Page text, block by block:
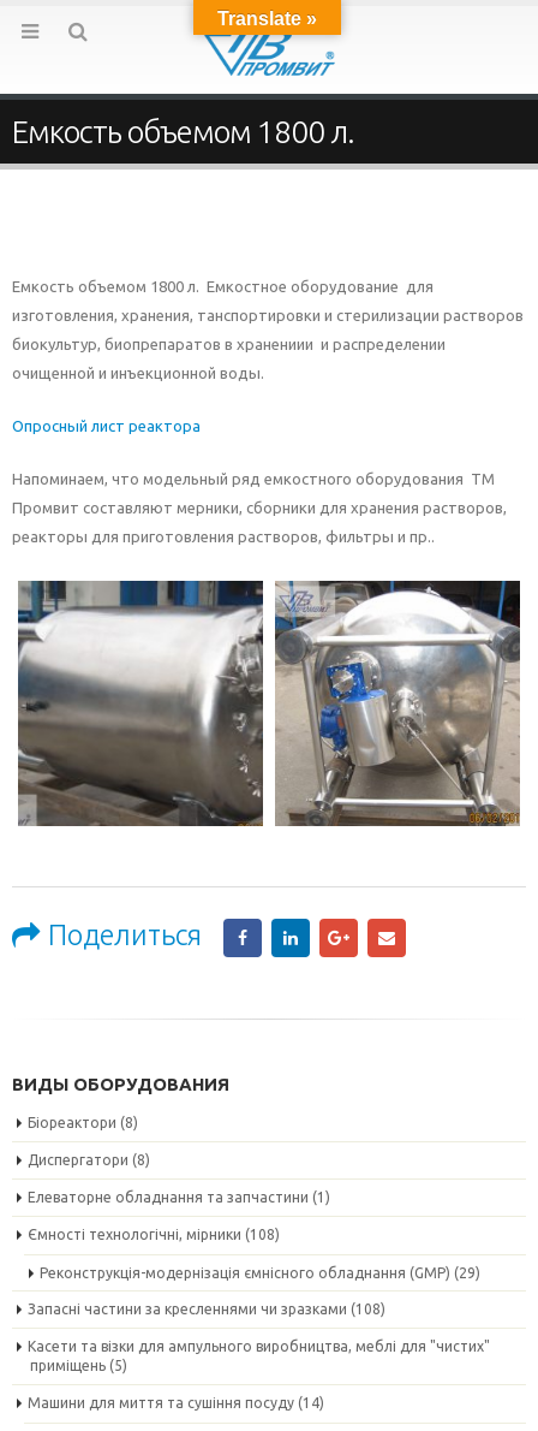
Емкость объемом 1800 л.
Емкость объемом 1800 л. Емкостное оборудование для
изготовления, хранения, танспортировки и стерилизации растворов
биокультур, биопрепаратов в хранениии и распределении
очищенной и инъекционной воды.
Опросный лист реактора
Напоминаем, что модельный ряд емкостного оборудования ТМ
Промвит составляют мерники, сборники для хранения растворов,
реакторы для приготовления растворов, фильтры и пр..
Поделиться
ВИДЫ ОБОРУДОВАНИЯ
Біореактори (8)
Диспергатори (8)
Елеваторне обладнання та запчастини (1)
Ємності технологічні, мірники (108)
Реконструкція-модернізація ємнісного обладнання (GMP) (29)
Запасні частини за кресленнями чи зразками (108)
Касети та візки для ампульного виробництва, меблі для "чистих"
приміщень (5)
Машини для миття та сушіння посуду (14)
Translate »